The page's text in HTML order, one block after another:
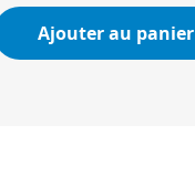
Ajouter au panier